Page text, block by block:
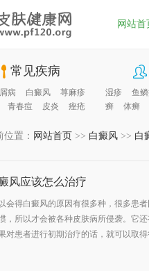
网站首
常见疾病
病 白癜风
荨麻疹
青春痘 皮炎 痤疮
湿疹 鱼
癣
体癣
位置： 网站首页 >> 白癜风 >> 白
风应该怎么治疗
会得白癜风的原因有很多种，很多患
，所以才会被各种皮肤病所侵袭。它
对患者进行初期治疗的话，就可以取得